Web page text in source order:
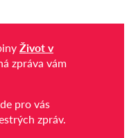
Život v
zpráva vám
pro vás
zpráv.